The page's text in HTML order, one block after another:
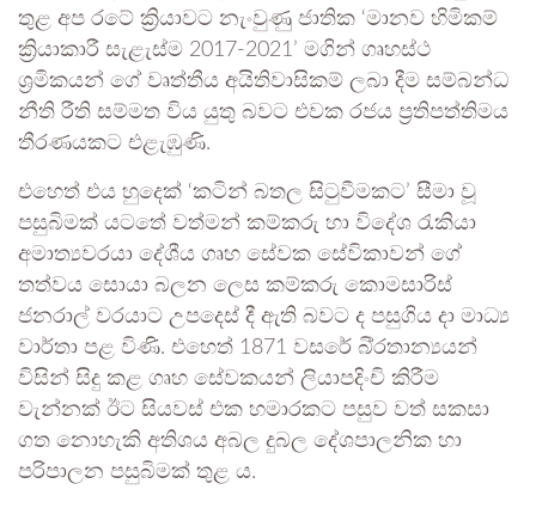
තුළ අප රටේ ක්‍රියාවට නැංවුණු ජාතික ‘මානව හිමිකම්
ක්‍රියාකාරී සැළැස්ම 2017-2021’ මගින් ගෘහස්ථ
ශ්‍රමිකයන් ගේ වෘත්තීය අයිතිවාසිකම් ලබා දීම සම්බන්ධ
නීති රීති සම්මත විය යුතු බවට එවක රජය ප්‍රතිපත්තිමය
තීරණයකට එළැඹුණි.
එහෙත් එය හුදෙක් ‘කටින් බතල සිටුවීමකට’ සීමා වූ
පසුබිමක් යටතේ වත්මන් කම්කරු හා විදේශ රැකියා
අමාත්‍යවරයා දේශීය ගෘහ සේවක සේවිකාවන් ගේ
තත්වය සොයා බලන ලෙස කම්කරු කොමසාරිස්
ජනරාල් වරයාට උපදෙස් දී ඇති බවට ද පසුගිය දා මාධ්‍ය
වාර්තා පළ විණි. එහෙත් 1871 වසරේ බි්‍රතාන්‍යයන්
විසින් සිදු කළ ගෘහ සේවකයන් ලියාපදිංචි කිරීම
වැන්නක් ඊට සියවස් එක හමාරකට පසුව වත් සකසා
ගත නොහැකි අතිශය අබල දුබල දේශපාලනික හා
පරිපාලන පසුබිමක් තුළ ය.